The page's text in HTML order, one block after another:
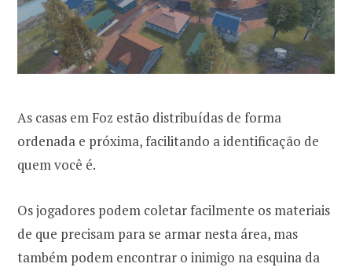
As casas em Foz estão distribuídas de forma
ordenada e próxima, facilitando a identificação de
quem você é.
Os jogadores podem coletar facilmente os materiais
de que precisam para se armar nesta área, mas
também podem encontrar o inimigo na esquina da